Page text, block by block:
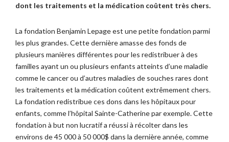
dont les traitements et la médication coûtent très chers.
La fondation Benjamin Lepage est une petite fondation parmi
les plus grandes. Cette dernière amasse des fonds de
plusieurs manières différentes pour les redistribuer à des
familles ayant un ou plusieurs enfants atteints d’une maladie
comme le cancer ou d’autres maladies de souches rares dont
les traitements et la médication coûtent extrêmement chers.
La fondation redistribue ces dons dans les hôpitaux pour
enfants, comme l’hôpital Sainte-Catherine par exemple. Cette
fondation à but non lucratif a réussi à récolter dans les
environs de 45 000 à 50 000$ dans la dernière année, comme